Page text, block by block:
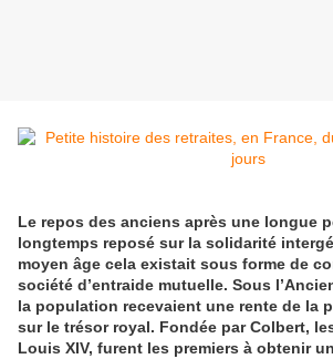
Le repos des anciens après une longue
longtemps reposé sur la solidarité
moyen âge cela existait sous forme de
société d’entraide mutuelle. Sous
la population recevaient une rente de la
sur le trésor royal. Fondée par Colbert,
Louis XIV, furent les premiers à obtenir